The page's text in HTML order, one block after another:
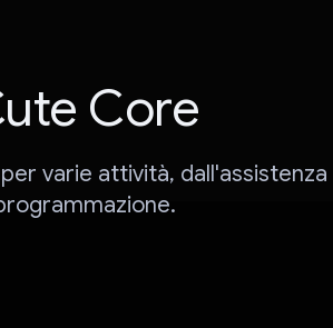
Core
varie attività, dall'assistenza